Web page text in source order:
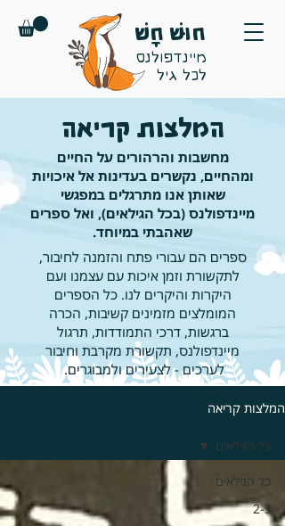
חוּשׁ חָשׁ
מיינדפולנס
לכל גיל
המלצות קריאה
מחשבות והרהורים על החיים
ומהחיים, נקשרים בעדינות אל איכויות
שאותן אנו מתרגלים במפגשי
מיינדפולנס (בכל הגילאים), ואל ספרים
שאהבתי במיוחד.
ספרים הם עבורי פתח והזמנה לחיבור,
לתקשורת וזמן איכות עם עצמנו ועם
היקרות והיקרים לנו. כל הספרים
המומלצים מזמינים קשיבות, הכרה
ברגשות, דרכי התמודדות, תרגול
מיינדפולנס, תקשורת מקרבת וחיבור
לערכים - לצעירים ולמבוגרים.
המלצות קריאה
כל הגילאים
2-3
כל הגילאים